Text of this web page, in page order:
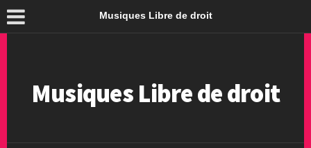
Musiques Libre de droit
Musiques Libre de droit